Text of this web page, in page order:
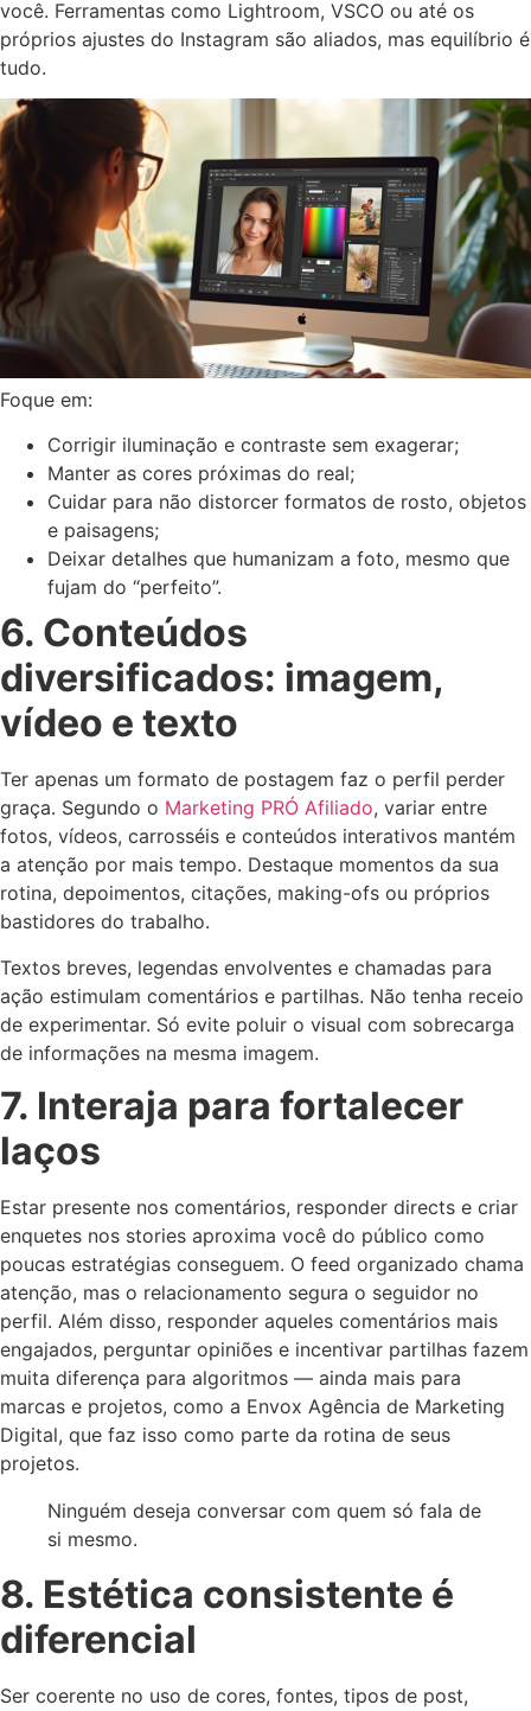
você. Ferramentas como Lightroom, VSCO ou até os
próprios ajustes do Instagram são aliados, mas equilíbrio é
tudo.
Foque em:
Corrigir iluminação e contraste sem exagerar;
Manter as cores próximas do real;
Cuidar para não distorcer formatos de rosto, objetos
e paisagens;
Deixar detalhes que humanizam a foto, mesmo que
fujam do “perfeito”.
6. Conteúdos
diversificados: imagem,
vídeo e texto
Ter apenas um formato de postagem faz o perfil perder
graça. Segundo o Marketing PRÓ Afiliado, variar entre
fotos, vídeos, carrosséis e conteúdos interativos mantém
a atenção por mais tempo. Destaque momentos da sua
rotina, depoimentos, citações, making-ofs ou próprios
bastidores do trabalho.
Textos breves, legendas envolventes e chamadas para
ação estimulam comentários e partilhas. Não tenha receio
de experimentar. Só evite poluir o visual com sobrecarga
de informações na mesma imagem.
7. Interaja para fortalecer
laços
Estar presente nos comentários, responder directs e criar
enquetes nos stories aproxima você do público como
poucas estratégias conseguem. O feed organizado chama
atenção, mas o relacionamento segura o seguidor no
perfil. Além disso, responder aqueles comentários mais
engajados, perguntar opiniões e incentivar partilhas fazem
muita diferença para algoritmos — ainda mais para
marcas e projetos, como a Envox Agência de Marketing
Digital, que faz isso como parte da rotina de seus
projetos.
Ninguém deseja conversar com quem só fala de
si mesmo.
8. Estética consistente é
diferencial
Ser coerente no uso de cores, fontes, tipos de post,